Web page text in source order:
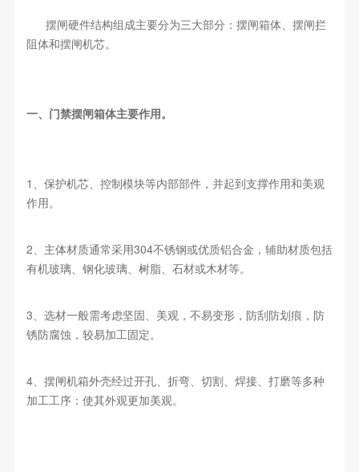
摆闸硬件结构组成主要分为三大部分：摆闸箱体、摆闸拦
阻体和摆闸机芯。
一、门禁摆闸箱体主要作用。
1、保护机芯、控制模块等内部部件，并起到支撑作用和美观
作用。
2、主体材质通常采用304不锈钢或优质铝合金，辅助材质包括
有机玻璃、钢化玻璃、树脂、石材或木材等。
3、选材一般需考虑坚固、美观，不易变形，防刮防划痕，防
锈防腐蚀，较易加工固定。
4、摆闸机箱外壳经过开孔、折弯、切割、焊接、打磨等多种
加工工序：使其外观更加美观。